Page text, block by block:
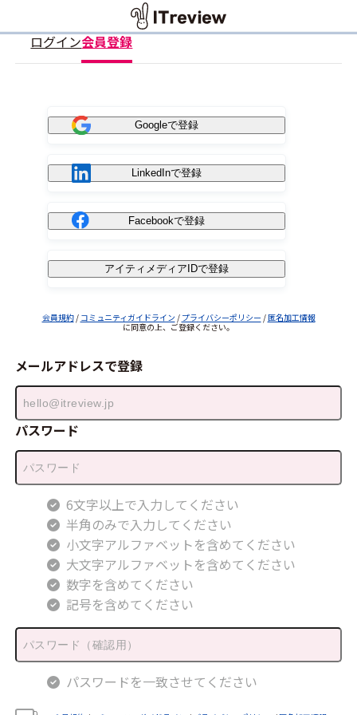
ログイン会員登録
Googleで登録
LinkedInで登録
Facebookで登録
アイティメディアIDで登録
会員規約/ コミュニティガイドライン / プライバシーポリシー /匿名加工情報
に同意の上、ご登録ください。
メールアドレスで登録
パスワード
6文字以上で入力してください
半角のみで入力してください
小文字アルファベットを含めてください
大文字アルファベットを含めてください
数字を含めてください
記号を含めてください
パスワードを一致させてください